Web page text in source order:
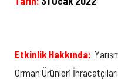
Etkinlik Hakkında:
Orman Ürünleri